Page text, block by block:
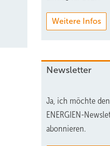
Weitere Infos
Newsletter
Ja, ich möchte den
ENERGIEN-
abonnieren.